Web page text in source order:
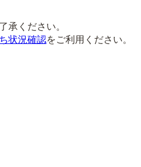
承ください。
状況確認をご利用ください。